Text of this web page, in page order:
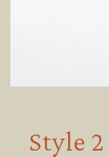
Style 2